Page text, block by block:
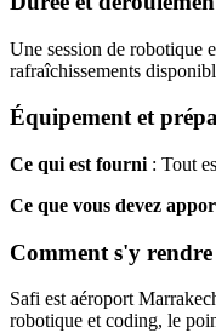
Une session de robotique
rafraîchissements
Équipement et
Ce qui est fourni : Tout
Ce que vous devez
Comment s'y
Safi est aéroport
robotique et coding, le